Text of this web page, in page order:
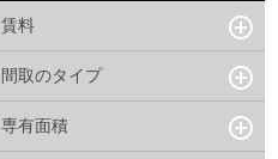
地図から探す
沿線から探す
賃料
下限なし
礼金なし
間取のタイプ
1R〜1K
1DK〜1LDK
専有面積